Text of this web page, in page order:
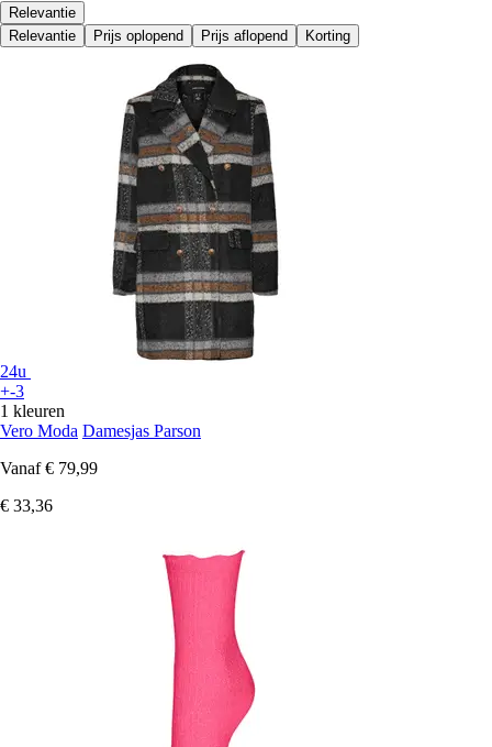
Relevantie
Relevantie
Prijs oplopend Prijs aflopend Korting
24u
+-3
1 kleuren
Vero Moda Damesjas Parson
Vanaf € 79,99
€ 33,36